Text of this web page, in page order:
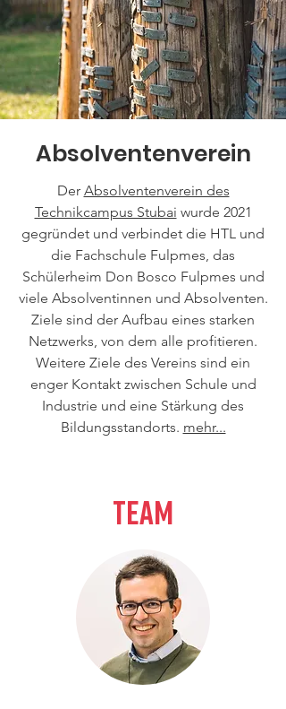
Absolventenverein
Der Absolventenverein des
Technikcampus Stubai wurde 2021
gegründet und verbindet die HTL und
die Fachschule Fulpmes, das
Schülerheim Don Bosco Fulpmes und
viele Absolventinnen und Absolventen.
Ziele sind der Aufbau eines starken
Netzwerks, von dem alle profitieren.
Weitere Ziele des Vereins sind ein
enger Kontakt zwischen Schule und
Industrie und eine Stärkung des
Bildungsstandorts. mehr...
Team